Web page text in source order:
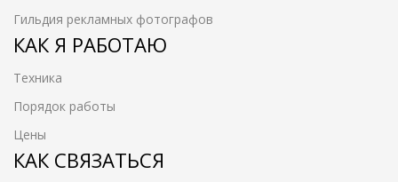
Гильдия рекламных фотографов
КАК Я РАБОТАЮ
Техника
Порядок работы
Цены
КАК СВЯЗАТЬСЯ